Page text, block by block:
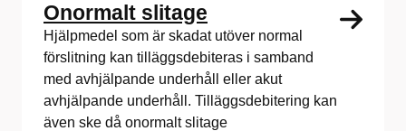
Onormalt slitage
Hjälpmedel som är skadat utöver normal
förslitning kan tilläggsdebiteras i samband
med avhjälpande underhåll eller akut
avhjälpande underhåll. Tilläggsdebitering kan
även ske då onormalt slitage